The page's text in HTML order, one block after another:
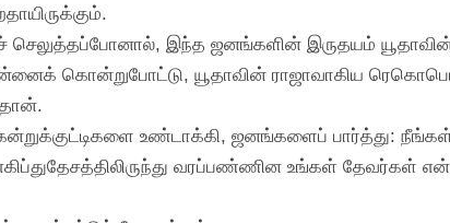
இந்த ஜனங்களின் இருதயம் யூதாவின்
கொன்றுபோட்டு, யூதாவின் ராஜாவாகிய
உண்டாக்கி, ஜனங்களைப் பார்த்து: நீங்கள்
வரப்பண்ணின உங்கள் தேவர்கள்